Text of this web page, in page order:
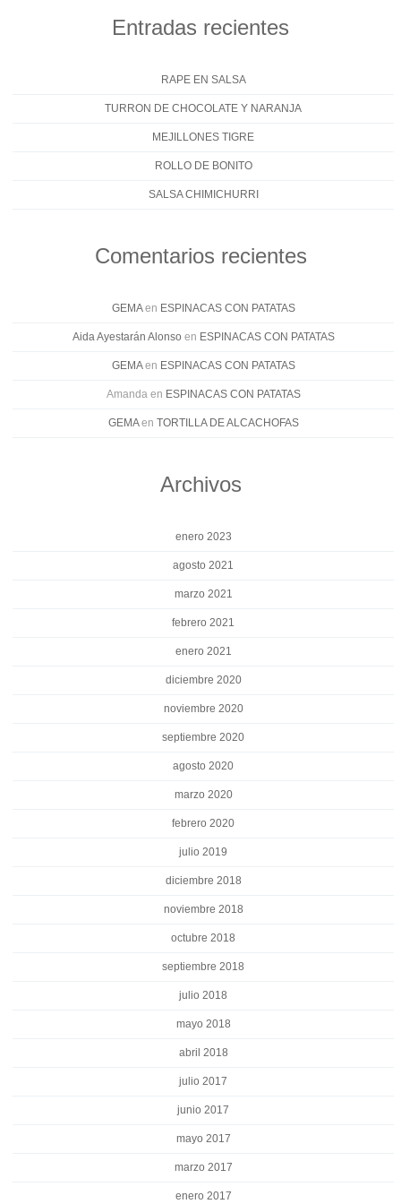
Entradas recientes
RAPE EN SALSA
TURRON DE CHOCOLATE Y NARANJA
MEJILLONES TIGRE
ROLLO DE BONITO
SALSA CHIMICHURRI
Comentarios recientes
GEMAen ESPINACAS CON PATATAS
Aida Ayestarán Alonso en ESPINACAS CON PATATAS
GEMAen ESPINACAS CON PATATAS
Amandaen ESPINACAS CON PATATAS
GEMAen TORTILLA DE ALCACHOFAS
Archivos
enero 2023
agosto 2021
marzo 2021
febrero 2021
enero 2021
diciembre 2020
noviembre 2020
septiembre 2020
agosto 2020
marzo 2020
febrero 2020
julio 2019
diciembre 2018
noviembre 2018
octubre 2018
septiembre 2018
julio 2018
mayo 2018
abril 2018
julio 2017
junio 2017
mayo 2017
marzo 2017
enero 2017